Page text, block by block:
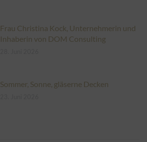
Frau Christina Kock, Unternehmerin und
Inhaberin von DOM Consulting
Sommer, Sonne, gläserne Decken